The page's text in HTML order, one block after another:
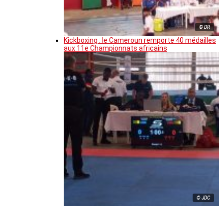
© DR
Kickboxing : le Cameroun remporte 40 médailles
aux 11e Championnats africains
© JDC